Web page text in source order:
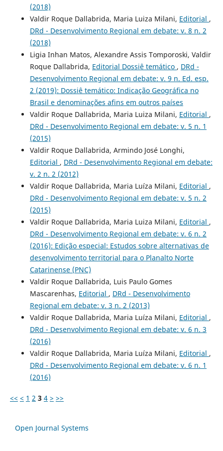
(2018)
Valdir Roque Dallabrida, Maria Luiza Milani, Editorial ,
DRd - Desenvolvimento Regional em debate: v. 8 n. 2
(2018)
Ligia Inhan Matos, Alexandre Assis Tomporoski, Valdir
Roque Dallabrida, Editorial Dossiê temático , DRd -
Desenvolvimento Regional em debate: v. 9 n. Ed. esp.
2 (2019): Dossiê temático: Indicação Geográfica no
Brasil e denominações afins em outros paí­ses
Valdir Roque Dallabrida, Maria Luiza Milani, Editorial ,
DRd - Desenvolvimento Regional em debate: v. 5 n. 1
(2015)
Valdir Roque Dallabrida, Armindo José Longhi,
Editorial , DRd - Desenvolvimento Regional em debate:
v. 2 n. 2 (2012)
Valdir Roque Dallabrida, Maria Luíza Milani, Editorial ,
DRd - Desenvolvimento Regional em debate: v. 5 n. 2
(2015)
Valdir Roque Dallabrida, Maria Luiza Milani, Editorial ,
DRd - Desenvolvimento Regional em debate: v. 6 n. 2
(2016): Edição especial: Estudos sobre alternativas de
desenvolvimento territorial para o Planalto Norte
Catarinense (PNC)
Valdir Roque Dallabrida, Luis Paulo Gomes
Mascarenhas, Editorial , DRd - Desenvolvimento
Regional em debate: v. 3 n. 2 (2013)
Valdir Roque Dallabrida, Maria Luíza Milani, Editorial ,
DRd - Desenvolvimento Regional em debate: v. 6 n. 3
(2016)
Valdir Roque Dallabrida, Maria Luíza Milani, Editorial ,
DRd - Desenvolvimento Regional em debate: v. 6 n. 1
(2016)
<< < 1 2 3 4 > >>
Open Journal Systems